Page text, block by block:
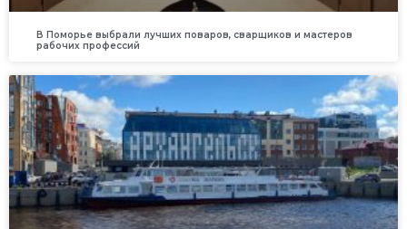
В Поморье выбрали лучших поваров, сварщиков и мастеров
рабочих профессий